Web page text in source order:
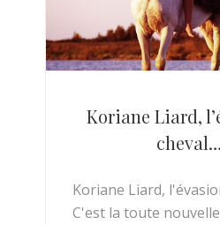
Koriane Liard,
cheval…
Koriane Liard,
C'est la toute